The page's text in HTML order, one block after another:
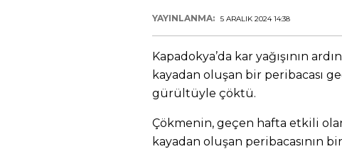
YAYINLANMA: 5 ARALIK 2024 14:38
Kapadokya’da kar yağışının
kayadan oluşan bir peribacası
gürültüyle çöktü.
Çökmenin, geçen hafta etkili
kayadan oluşan peribacasının